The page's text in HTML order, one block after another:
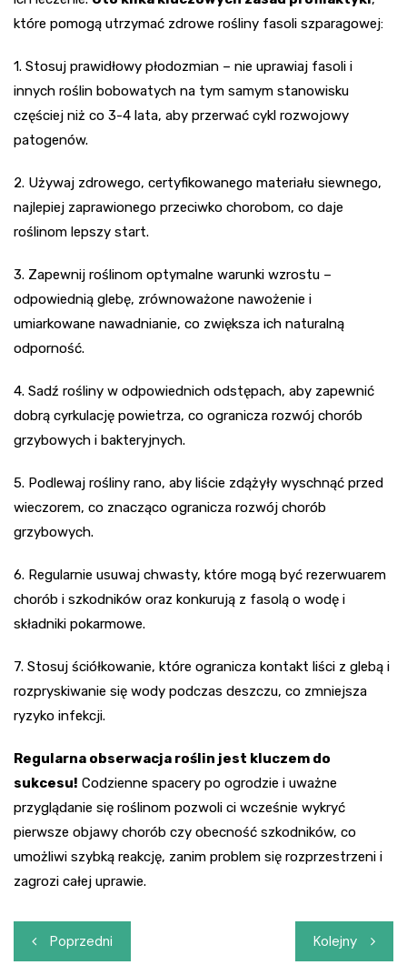
które pomogą utrzymać zdrowe rośliny fasoli szparagowej:
1. Stosuj prawidłowy płodozmian – nie uprawiaj fasoli i
innych roślin bobowatych na tym samym stanowisku
częściej niż co 3-4 lata, aby przerwać cykl rozwojowy
patogenów.
2. Używaj zdrowego, certyfikowanego materiału siewnego,
najlepiej zaprawionego przeciwko chorobom, co daje
roślinom lepszy start.
3. Zapewnij roślinom optymalne warunki wzrostu –
odpowiednią glebę, zrównoważone nawożenie i
umiarkowane nawadnianie, co zwiększa ich naturalną
odporność.
4. Sadź rośliny w odpowiednich odstępach, aby zapewnić
dobrą cyrkulację powietrza, co ogranicza rozwój chorób
grzybowych i bakteryjnych.
5. Podlewaj rośliny rano, aby liście zdążyły wyschnąć przed
wieczorem, co znacząco ogranicza rozwój chorób
grzybowych.
6. Regularnie usuwaj chwasty, które mogą być rezerwuarem
chorób i szkodników oraz konkurują z fasolą o wodę i
składniki pokarmowe.
7. Stosuj ściółkowanie, które ogranicza kontakt liści z glebą i
rozpryskiwanie się wody podczas deszczu, co zmniejsza
ryzyko infekcji.
Regularna obserwacja roślin jest kluczem do
sukcesu! Codzienne spacery po ogrodzie i uważne
przyglądanie się roślinom pozwoli ci wcześnie wykryć
pierwsze objawy chorób czy obecność szkodników, co
umożliwi szybką reakcję, zanim problem się rozprzestrzeni i
zagrozi całej uprawie.
Nawigacja
Poprzedni Kolejny